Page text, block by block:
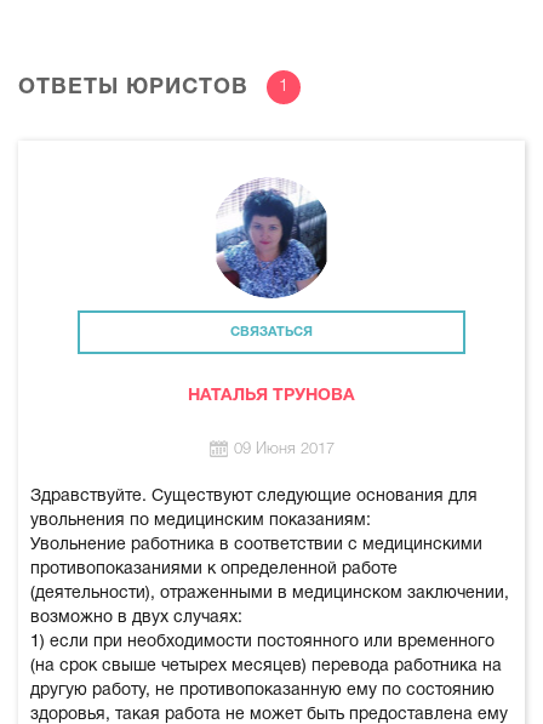
ОТВЕТЫ ЮРИСТОВ 1
СВЯЗАТЬСЯ
НАТАЛЬЯ ТРУНОВА
09 Июня 2017
Здравствуйте. Существуют следующие основания для
увольнения по медицинским показаниям:
Увольнение работника в соответствии с медицинскими
противопоказаниями к определенной работе
(деятельности), отраженными в медицинском заключении,
возможно в двух случаях:
1) если при необходимости постоянного или временного
(на срок свыше четырех месяцев) перевода работника на
другую работу, не противопоказанную ему по состоянию
здоровья, такая работа не может быть предоставлена ему